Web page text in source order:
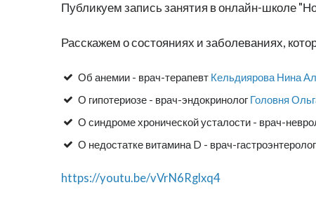
Публикуем запись занятия в онлайн-школе
Расскажем о состояниях и заболеваниях,
Об анемии - врач-терапевт Кельдиярова Нина
О гипотериозе - врач-эндокринолог Головня
О синдроме хронической усталости - врач-
О недостатке витамина D - врач-гастроэнтеролог
https://youtu.be/vVrN6Rglxq4